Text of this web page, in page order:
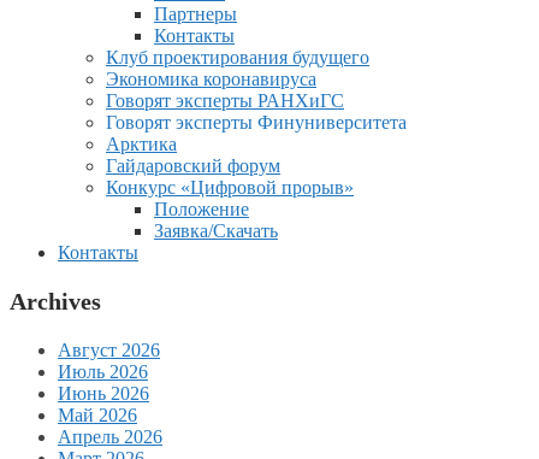
Партнеры
Контакты
Клуб проектирования будущего
Экономика коронавируса
Говорят эксперты РАНХиГС
Говорят эксперты Финуниверситета
Арктика
Гайдаровский форум
Конкурс «Цифровой прорыв»
Положение
Заявка/Скачать
Контакты
Archives
Август 2026
Июль 2026
Июнь 2026
Май 2026
Апрель 2026